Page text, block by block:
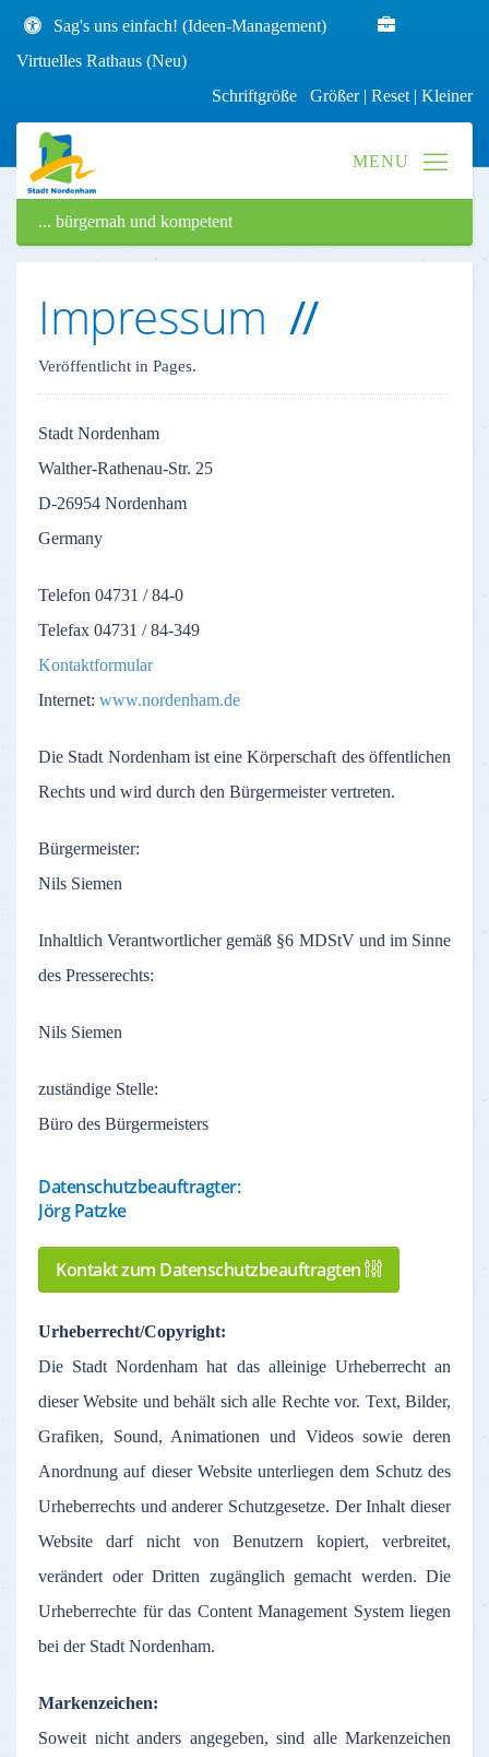
Sag's uns einfach! (Ideen-Management)
Virtuelles Rathaus (Neu)
Schriftgröße Größer| Reset | Kleiner
... bürgernah und kompetent
Impressum
Veröffentlicht in Pages.
Stadt Nordenham
Walther-Rathenau-Str. 25
D-26954 Nordenham
Germany
Telefon 04731 / 84-0
Telefax 04731 / 84-349
Kontaktformular
Internet: www.nordenham.de
Die Stadt Nordenham ist eine Körperschaft desöffentlichen
Rechts und wird durch den Bürgermeister vertreten.
Bürgermeister:
Nils Siemen
Inhaltlich Verantwortlicher gemäß §6 MDStVund im Sinne
des Presserechts:
Nils Siemen
zuständige Stelle:
Büro des Bürgermeisters
Datenschutzbeauftragter:
Jörg Patzke
Kontakt zum Datenschutzbeauftragten
Urheberrecht/Copyright:
Die StadtNordenham hat das alleinige Urheberrechtan
dieserWebsite undbehält sich alle Rechte vor. Text,Bilder,
Grafiken, Sound, Animationen und Videossowie deren
Anordnung auf dieserWebsiteunterliegen dem Schutzdes
Urheberrechts undanderer Schutzgesetze. Der Inhalt dieser
Website darf nicht von Benutzern kopiert, verbreitet,
verändert oder Dritten zugänglich gemacht werden. Die
Urheberrechte für das Content Management System liegen
bei der Stadt Nordenham.
Markenzeichen:
Soweit nicht anders angegeben, sind alle Markenzeichen